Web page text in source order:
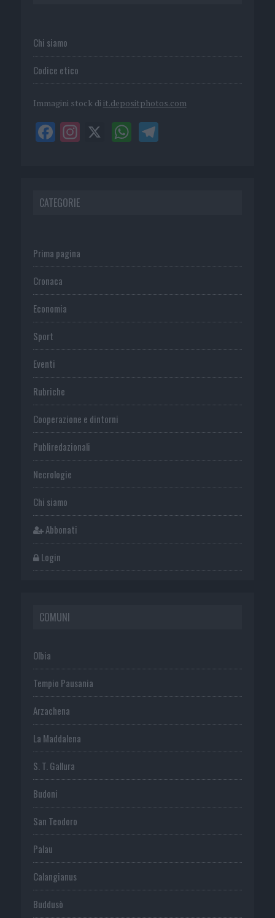
Chi siamo
Codice etico
Immagini stock di it.depositphotos.com
CATEGORIE
Prima pagina
Cronaca
Economia
Sport
Eventi
Rubriche
Cooperazione e dintorni
Publiredazionali
Necrologie
Chi siamo
Abbonati
Login
COMUNI
Olbia
Tempio Pausania
Arzachena
La Maddalena
S. T. Gallura
Budoni
San Teodoro
Palau
Calangianus
Buddusò